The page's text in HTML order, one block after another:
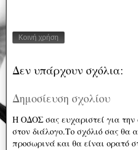
Κοινή χρήση
Δεν υπάρχουν σχόλια:
Δημοσίευση σχολίου
Η ΟΔΟΣ σας ευχαριστεί για την
στον διάλογο.Το σχόλιό σας θα
προσωρινά και θα είναι ορατό